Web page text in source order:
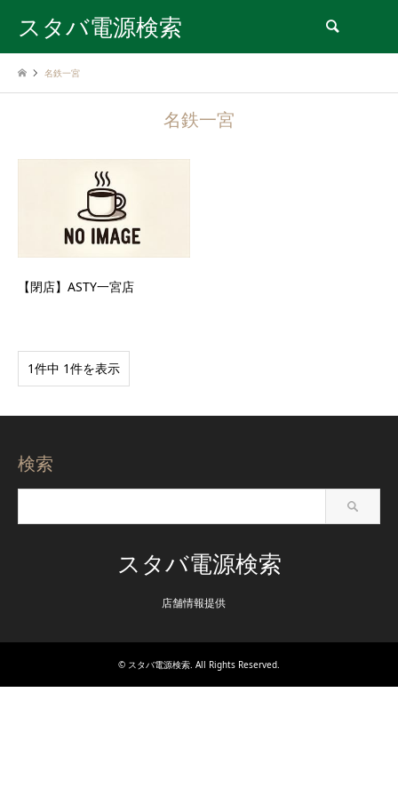
スタバ電源検索
名鉄一宮
名鉄一宮
【閉店】ASTY一宮店
1件中 1件を表示
検索
スタバ電源検索
店舗情報提供
© スタバ電源検索 . All Rights Reserved.